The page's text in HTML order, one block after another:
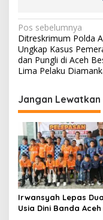
N
a
v
g
a
s
i
p
o
s
Pos sebelumnya
Ditreskrimum Polda
Ungkap Kasus
dan Pungli di Aceh
Lima Pelaku
Jangan Lewatkan
Irwansyah Lepas
Usia Dini Banda Aceh